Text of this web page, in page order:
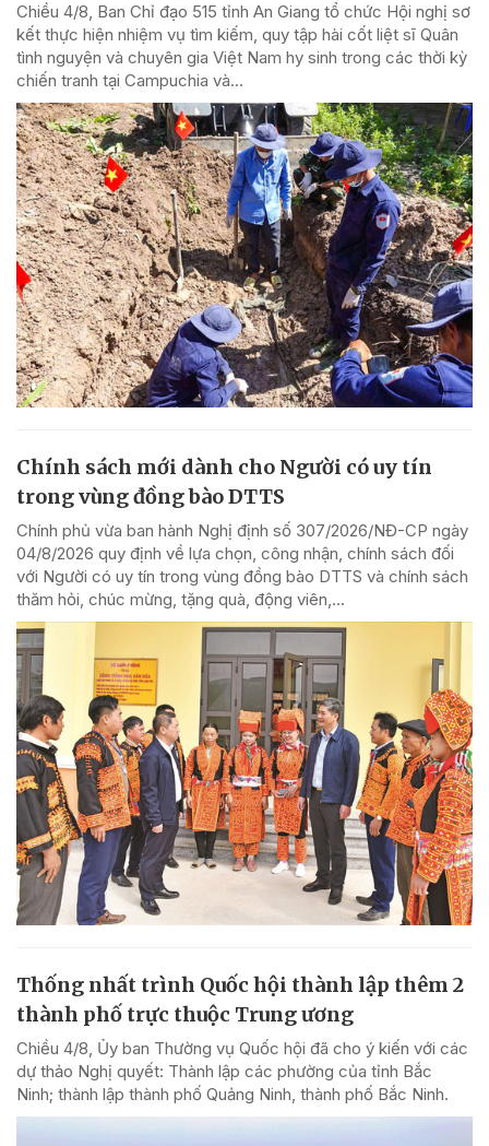
Chiều 4/8, Ban Chỉ đạo 515 tỉnh An Giang tổ chức Hội nghị sơ
kết thực hiện nhiệm vụ tìm kiếm, quy tập hài cốt liệt sĩ Quân
tình nguyện và chuyên gia Việt Nam hy sinh trong các thời kỳ
chiến tranh tại Campuchia và...
Chính sách mới dành cho Người có uy tín
trong vùng đồng bào DTTS
Chính phủ vừa ban hành Nghị định số 307/2026/NĐ-CP ngày
04/8/2026 quy định về lựa chọn, công nhận, chính sách đối
với Người có uy tín trong vùng đồng bào DTTS và chính sách
thăm hỏi, chúc mừng, tặng quà, động viên,...
Thống nhất trình Quốc hội thành lập thêm 2
thành phố trực thuộc Trung ương
Chiều 4/8, Ủy ban Thường vụ Quốc hội đã cho ý kiến với các
dự thảo Nghị quyết: Thành lập các phường của tỉnh Bắc
Ninh; thành lập thành phố Quảng Ninh, thành phố Bắc Ninh.